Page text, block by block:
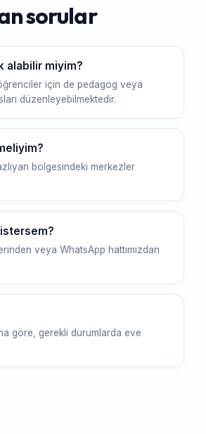
sorular
alabilir miyim?
için de pedagog veya
düzenleyebilmektedir.
bölgesindeki merkezler
veya WhatsApp hattımızdan
göre, gerekli durumlarda eve